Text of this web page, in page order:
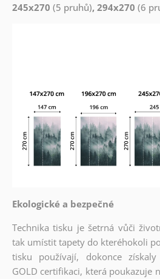
245x270 (5 pruhů), 294x270 (6
Ekologické a bezpečné
Technika tisku je šetrná vůči
tak umístit tapety do kteréhokoli
tisku používají, dokonce získaly
GOLD certifikaci, která poukazuje